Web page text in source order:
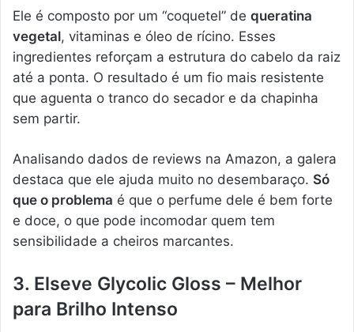
Ele é composto por um “coquetel” de queratina
vegetal, vitaminas e óleo de rícino. Esses
ingredientes reforçam a estrutura do cabelo da raiz
até a ponta. O resultado é um fio mais resistente
que aguenta o tranco do secador e da chapinha
sem partir.
Analisando dados de reviews na Amazon, a galera
destaca que ele ajuda muito no desembaraço. Só
que o problema é que o perfume dele é bem forte
e doce, o que pode incomodar quem tem
sensibilidade a cheiros marcantes.
3. Elseve Glycolic Gloss – Melhor
para Brilho Intenso